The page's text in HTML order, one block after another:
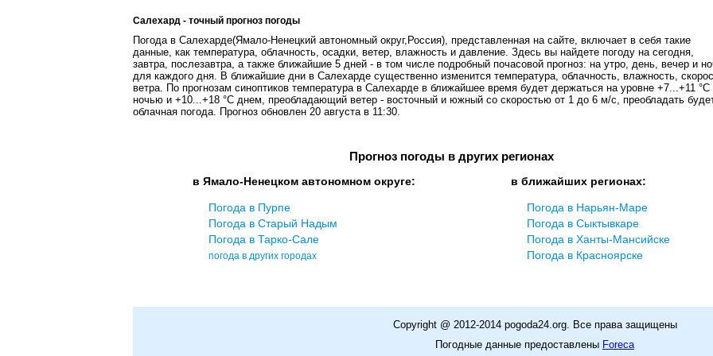
Салехард - точный прогноз погоды
Погода в Салехарде(Ямало-Ненецкий автономный округ,Россия), представленная на сайте, включает в себя такие
данные, как температура, облачность, осадки, ветер, влажность и давление. Здесь вы найдете погоду на сегодня,
завтра, послезавтра, а также ближайшие 5 дней - в том числе подробный почасовой прогноз: на утро, день, вечер и
для каждого дня. В ближайшие дни в Салехарде существенно изменится температура, облачность, влажность,
ветра. По прогнозам синоптиков температура в Салехарде в ближайшее время будет держаться на уровне +7...+11 °C
ночью и +10...+18 °C днем, преобладающий ветер - восточный и южный со скоростью от 1 до 6 м/с, преобладать
облачная погода. Прогноз обновлен 20 августа в 11:30.
Прогноз погоды в других регионах
в Ямало-Ненецком автономном округе:
Погода в Пурпе
Погода в Старый Надым
Погода в Тарко-Сале
погода в других городах
в ближайших регионах:
Погода в Нарьян-Маре
Погода в Сыктывкаре
Погода в Ханты-Мансийске
Погода в Красноярске
Copyright @ 2012-2014 pogoda24.org. Все права защищены
Погодные данные предоставлены Foreca